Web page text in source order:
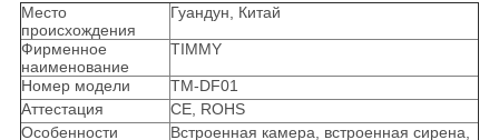
Место
происхождения
Гуандун, Китай
Фирменное
наименование
TIMMY
Номер модели
TM-DF01
Аттестация
CE, ROHS
Особенности
Встроенная камера, встроенная сирена,